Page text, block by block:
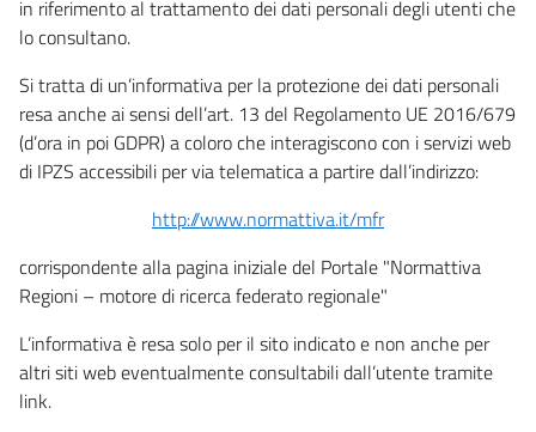
in riferimento al trattamento dei dati personali degli utenti che
lo consultano.
Si tratta di un’informativa per la protezione dei dati personali
resa anche ai sensi dell’art. 13 del Regolamento UE 2016/679
(d’ora in poi GDPR) a coloro che interagiscono con i servizi web
di IPZS accessibili per via telematica a partire dall’indirizzo:
http://www.normattiva.it/mfr
corrispondente alla pagina iniziale del Portale "Normattiva
Regioni – motore di ricerca federato regionale"
L’informativa è resa solo per il sito indicato e non anche per
altri siti web eventualmente consultabili dall’utente tramite
link.